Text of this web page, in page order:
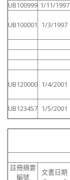
UB100999 1/11/1997
UB100001 1/3/1997
UB120000 1/4/2001
UB123457 1/5/2001
註冊摘要
編號
文書日期